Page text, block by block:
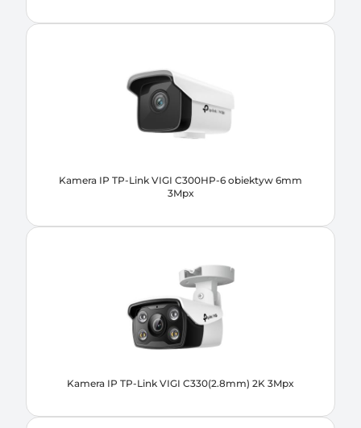
Kamera IP TP-Link VIGI C300HP-6 obiektyw 6mm
3Mpx
Kamera IP TP-Link VIGI C330(2.8mm) 2K 3Mpx